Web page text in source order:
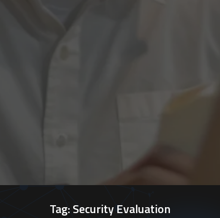
Tag:Security Evaluation